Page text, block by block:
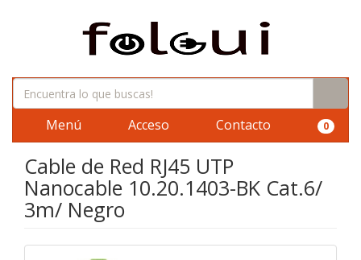
Menú Acceso Contacto 0
Cable de Red RJ45 UTP
Nanocable 10.20.1403-BK Cat.6/
3m/ Negro